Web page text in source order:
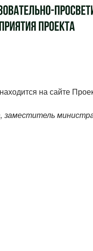
на сайте
заместитель